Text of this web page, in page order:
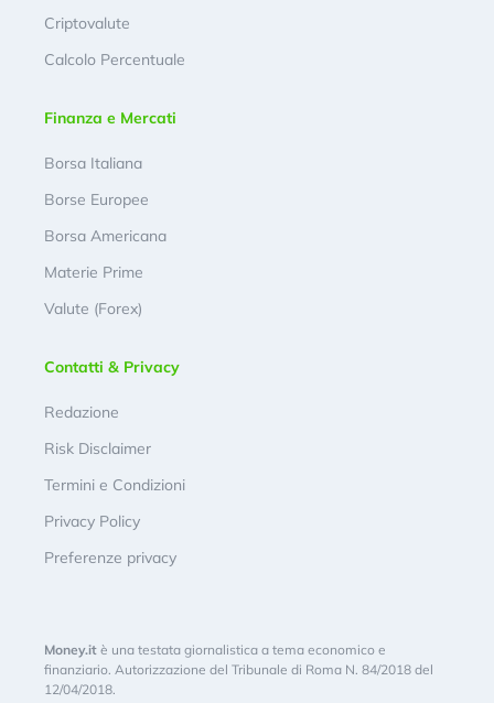
Criptovalute
Calcolo Percentuale
Finanza e Mercati
Borsa Italiana
Borse Europee
Borsa Americana
Materie Prime
Valute (Forex)
Contatti & Privacy
Redazione
Risk Disclaimer
Termini e Condizioni
Privacy Policy
Preferenze privacy
Money.it è una testata giornalistica a tema economico e
finanziario. Autorizzazione del Tribunale di Roma N. 84/2018 del
12/04/2018.